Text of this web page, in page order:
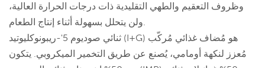
وظروف التعقيم والطهي التقليدية ذات درجات الحرارة العالية،
ولن يتحلل بسهولة أثناء إنتاج الطعام.
ثنائي صوديوم 5'-ريبونوكليوتيد (I+G) هو مُضاف غذائي مُركّب
مُعزز لنكهة أومامي، يُصنع عن طريق التخمير الميكروبي. يتكون